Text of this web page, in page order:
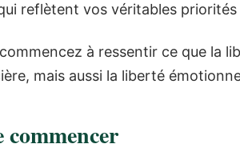
reflètent vos véritables
à ressentir ce que la
mais aussi la liberté
commencer